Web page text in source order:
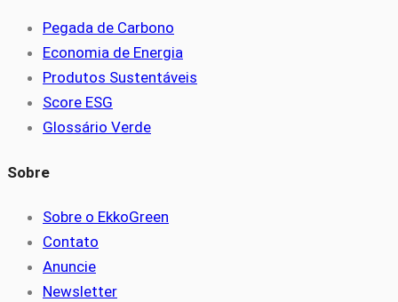
Pegada de Carbono
Economia de Energia
Produtos Sustentáveis
Score ESG
Glossário Verde
Sobre
Sobre o EkkoGreen
Contato
Anuncie
Newsletter